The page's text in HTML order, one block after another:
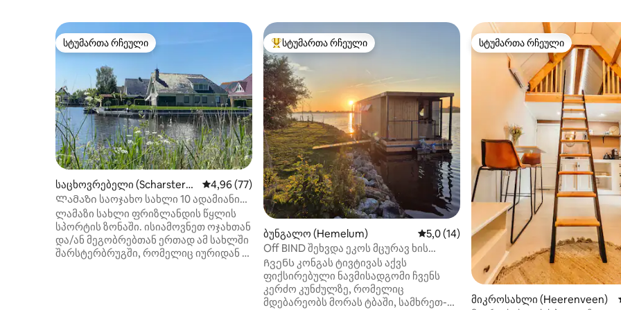
სტუმართა რჩეული
სტუმართა რჩეული
საცხოვრებელი (Scharsterbr
ug)
საშუალო შეფასებაა 5‑დან 4,96, 77 მიმოხილვა
4,96 (77)
Ლამაზი საოჯახო სახლი 10 ადამიანი
ღია ნავიგატორის წყალზე
ლამაზი სახლი ფრიზლანდის წყლის
სპორტის ზონაში. ისიამოვნეთ ოჯახთან
და/ან მეგობრებთან ერთად ამ სახლში
შარსტერბრუგში, რომელიც იურიდან 2
სტუმართა რჩეული მოწინავე ვარიანტი
სტუმართა რჩეული
ბუნგალო (Hemelum) საშუალო შეფასებაა 5‑დან 5,0, 14
5,0 (14)
Off BIND შეხვდა ეკოს მცურავ ხის
სახლს aan prive eiland
Ჩვენს კონგას ტივტივას აქვს
ფიქსირებული ნავმისადგომი ჩვენს
კერძო კუნძულზე, რომელიც
მდებარეობს მორას ტბაში, სამხრეთ-
სტუმართა რჩეული
სტუმართა რჩეული
მიკროსახლი (Heerenveen)